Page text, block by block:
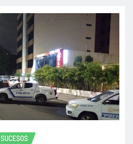
SUCESOS